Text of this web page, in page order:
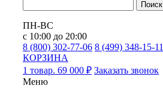
Поиск
ПН-ВС
с 10:00 до 20:00
8 (800) 302-77-06 8 (499) 348-15-11
КОРЗИНА
1 товар. 69 000 ₽ Заказать звонок
Меню